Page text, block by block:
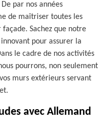
par nos années
de maîtriser toutes les
Sachez que notre
pour assurer la
le cadre de nos activités
pourrons, non seulement
murs extérieurs servant
avec Allemand